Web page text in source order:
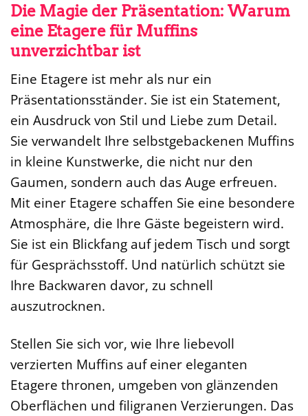
Die Magie der Präsentation: Warum
eine Etagere für Muffins
unverzichtbar ist
Eine Etagere ist mehr als nur ein
Präsentationsständer. Sie ist ein Statement,
ein Ausdruck von Stil und Liebe zum Detail.
Sie verwandelt Ihre selbstgebackenen Muffins
in kleine Kunstwerke, die nicht nur den
Gaumen, sondern auch das Auge erfreuen.
Mit einer Etagere schaffen Sie eine besondere
Atmosphäre, die Ihre Gäste begeistern wird.
Sie ist ein Blickfang auf jedem Tisch und sorgt
für Gesprächsstoff. Und natürlich schützt sie
Ihre Backwaren davor, zu schnell
auszutrocknen.
Stellen Sie sich vor, wie Ihre liebevoll
verzierten Muffins auf einer eleganten
Etagere thronen, umgeben von glänzenden
Oberflächen und filigranen Verzierungen. Das